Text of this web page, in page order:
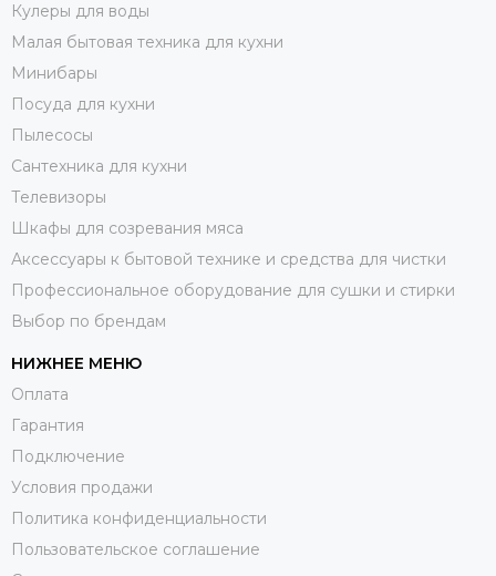
Кулеры для воды
Малая бытовая техника для кухни
Минибары
Посуда для кухни
Пылесосы
Сантехника для кухни
Телевизоры
Шкафы для созревания мяса
Аксессуары к бытовой технике и средства для чистки
Профессиональное оборудование для сушки и стирки
Выбор по брендам
НИЖНЕЕ МЕНЮ
Оплата
Гарантия
Подключение
Условия продажи
Политика конфиденциальности
Пользовательское соглашение